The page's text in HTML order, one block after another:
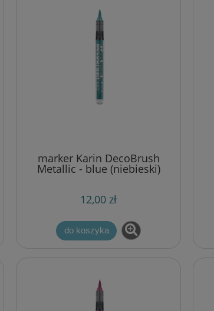
marker Karin DecoBrush
Metallic - blue (niebieski)
12,00 zł
do koszyka